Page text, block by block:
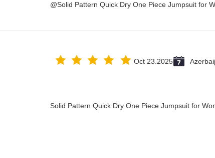
Solid Pattern Quick Dry One Piece Jumpsuit for
Oct 23.2025
Solid Pattern Quick Dry One Piece Jumpsuit for